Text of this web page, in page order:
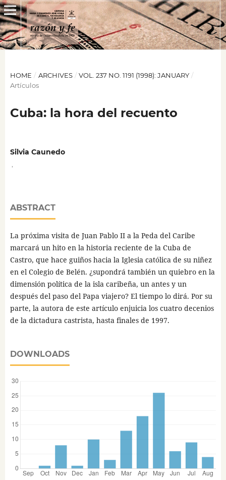
HOME / ARCHIVES / VOL. 237 NO. 1191 (1998): JANUARY /
Artículos
Cuba: la hora del recuento
Silvia Caunedo
ABSTRACT
La próxima visita de Juan Pablo II a la Peda del Caribe
marcará un hito en la historia reciente de la Cuba de
Castro, que hace guiños hacia la Iglesia católica de su niñez
en el Colegio de Belén. ¿supondrá también un quiebro en la
dimensión política de la isla caribeña, un antes y un
después del paso del Papa viajero? El tiempo lo dirá. Por su
parte, la autora de este artículo enjuicia los cuatro decenios
de la dictadura castrista, hasta finales de 1997.
DOWNLOADS